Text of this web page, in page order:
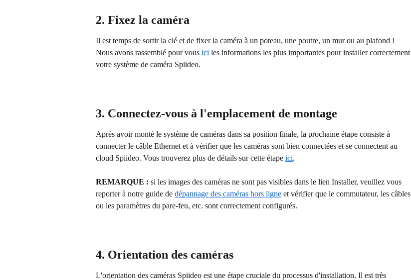
2. Fixez la caméra
Il est temps de sortir la clé et de fixer la caméra à un poteau, une poutre, un mur ou au plafond !
Nous avons rassemblé pour vous ici les informations les plus importantes pour installer correctement
votre système de caméra Spiideo.
3. Connectez-vous à l'emplacement de montage
Après avoir monté le système de caméras dans sa position finale, la prochaine étape consiste à
connecter le câble Ethernet et à vérifier que les caméras sont bien connectées et se connectent au
cloud Spiideo. Vous trouverez plus de détails sur cette étape ici.
REMARQUE : si les images des caméras ne sont pas visibles dans le lien Installer, veuillez vous
reporter à notre guide de dépannage des caméras hors ligne et vérifier que le commutateur, les câbles
ou les paramètres du pare-feu, etc. sont correctement configurés.
4. Orientation des caméras
L'orientation des caméras Spiideo est une étape cruciale du processus d'installation. Il est très